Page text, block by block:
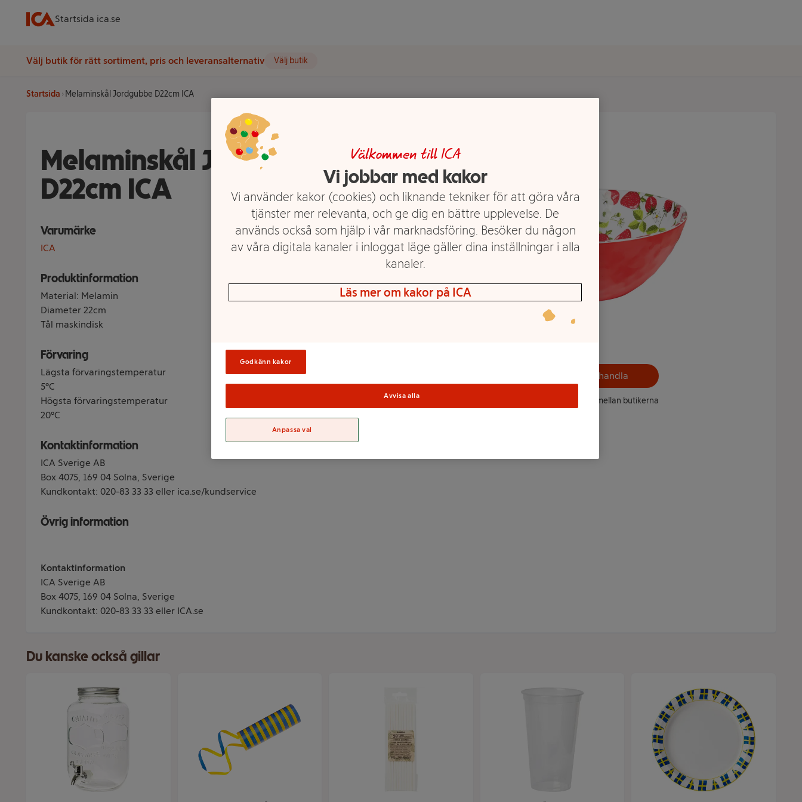
Startsida ica.se
Välj butik för rätt sortiment, pris och leveransalternativ Välj butik
Startsida Melaminskål Jordgubbe D22cm ICA
Melaminskål Jordgubbe
D22cm ICA
Varumärke
ICA
Produktinformation
Material: Melamin
Diameter 22cm
Tål maskindisk
Förvaring
Lägsta förvaringstemperatur
5°C
Högsta förvaringstemperatur
20°C
Kontaktinformation
ICA Sverige AB
Box 4075, 169 04 Solna, Sverige
Kundkontakt: 020-83 33 33 eller ica.se/kundservice
Övrig information
Kontaktinformation
ICA Sverige AB
Box 4075, 169 04 Solna, Sverige
Kundkontakt: 020-83 33 33 eller ICA.se
Välj butik och handla
Sortimentet kan variera mellan butikerna
Du kanske också gillar
Välkommen till ICA
Vi jobbar med kakor
Vi använder kakor (cookies) och liknande tekniker för att göra våra
tjänster mer relevanta, och ge dig en bättre upplevelse. De
används också som hjälp i vår marknadsföring. Besöker du någon
av våra digitala kanaler i inloggat läge gäller dina inställningar i alla
kanaler.
Läs mer om kakor på ICA
Godkänn kakor
Avvisa alla
Anpassa val